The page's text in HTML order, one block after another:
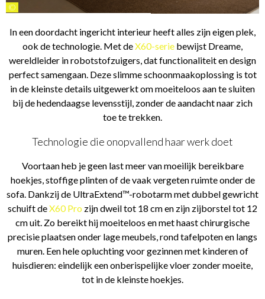
©
In een doordacht ingericht interieur heeft alles zijn eigen plek,
ook de technologie. Met deX60-serie bewijst Dreame,
wereldleider in robotstofzuigers, dat functionaliteit en design
perfect samengaan. Deze slimme schoonmaakoplossing is tot
in de kleinste details uitgewerkt om moeiteloos aan te sluiten
bij de hedendaagse levensstijl, zonder de aandacht naar zich
toe te trekken.
Technologie die onopvallend haar werk doet
Voortaan heb je geen last meer van moeilijk bereikbare
hoekjes, stoffige plinten of de vaak vergeten ruimte onder de
sofa. Dankzij de UltraExtend™-robotarm met dubbel gewricht
schuift deX60 Pro zijn dweil tot 18 cm en zijn zijborstel tot 12
cm uit. Zo bereikt hij moeiteloos en met haast chirurgische
precisie plaatsen onder lage meubels, rond tafelpoten en langs
muren. Een hele opluchting voor gezinnen met kinderen of
huisdieren: eindelijk een onberispelijke vloer zonder moeite,
tot in de kleinste hoekjes.